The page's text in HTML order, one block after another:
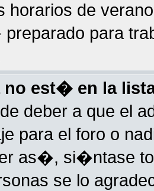
horarios de
para
est� en la
deber a que el
para el foro o
as�, si�ntase
se lo